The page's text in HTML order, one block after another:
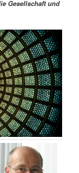
Gesellschaft und